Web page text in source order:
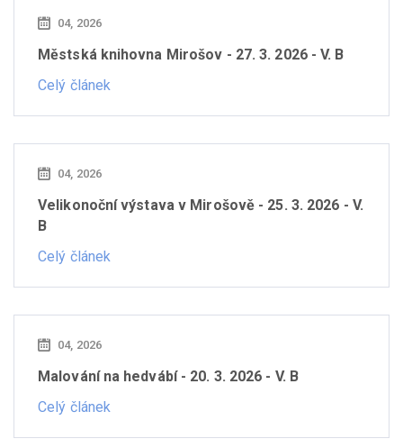
04, 2026
Městská knihovna Mirošov - 27. 3. 2026 - V. B
Celý článek
04, 2026
Velikonoční výstava v Mirošově - 25. 3. 2026 - V.
B
Celý článek
04, 2026
Malování na hedvábí - 20. 3. 2026 - V. B
Celý článek